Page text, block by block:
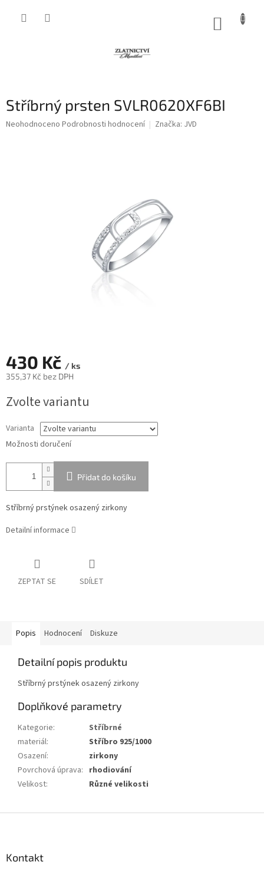
Stříbrný prsten SVLR0620XF6BI
Průměrné
Neohodnoceno Podrobnosti hodnocení Značka: JVD
430 Kč / ks
355,37 Kč bez DPH
cena:
Zvolte variantu
Varianta
Možnosti doručení
Přidat do košíku
Stříbrný prstýnek osazený zirkony
Detailní informace
ZEPTAT SE SDÍLET
Popis Hodnocení Diskuze
Detailní popis produktu
Stříbrný prstýnek osazený zirkony
Doplňkové parametry
Kategorie:
Stříbrné
materiál:
Stříbro 925/1000
Osazení:
zirkony
Povrchová úprava: rhodiování
Velikost: Různé velikosti
Kontakt